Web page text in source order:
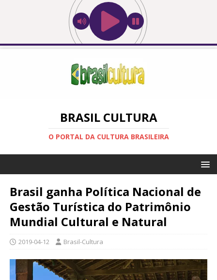
BRASIL CULTURA
O PORTAL DA CULTURA BRASILEIRA
Brasil ganha Política Nacional de
Gestão Turística do Patrimônio
Mundial Cultural e Natural
2019-04-12 Brasil-Cultura